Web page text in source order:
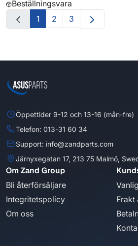
Beställningsvara
1
2 3
Öppettider 9-12 och 13-16 (mån-fre)
Telefon: 013-31 60 34
Support: info@zandparts.com
Järnyxegatan 17, 213 75 Malmö,
Om Zand Group
Bli återförsäljare
Integritetspolicy
Om oss
Frakt